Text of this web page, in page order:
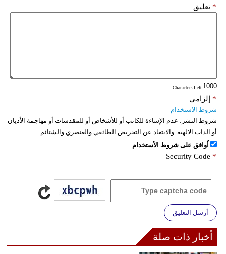
تعليق *
: Characters Left
إلزامي *
شروط الاستخدام
شروط النشر: عدم الإساءة للكاتب أو للأشخاص أو للمقدسات أو مهاجمة الأديان
أو الذات الالهية. والابتعاد عن التحريض الطائفي والعنصري والشتائم.
اُوافق على شروط الأستخدام
Security Code *
أرسل التعليق
أخبار ذات صلة